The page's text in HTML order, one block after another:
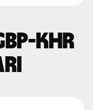
KHR